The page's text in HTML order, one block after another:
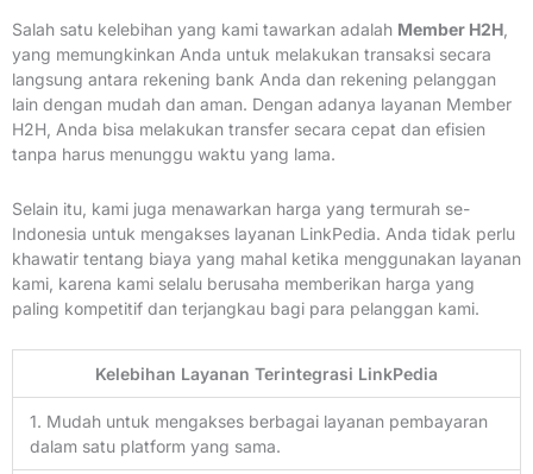
Salah satu kelebihan yang kami tawarkan adalah Member H2H
yang memungkinkan Anda untuk melakukan transaksi secara
langsung antara rekening bank Anda dan rekening pelanggan
lain dengan mudah dan aman. Dengan adanya layanan Member
H2H, Anda bisa melakukan transfer secara cepat dan efisien
tanpa harus menunggu waktu yang lama.
Selain itu, kami juga menawarkan harga yang termurah se-
Indonesia untuk mengakses layanan LinkPedia. Anda tidak perlu
khawatir tentang biaya yang mahal ketika menggunakan layanan
kami, karena kami selalu berusaha memberikan harga yang
paling kompetitif dan terjangkau bagi para pelanggan kami.
Kelebihan Layanan Terintegrasi LinkPedia
1. Mudah untuk mengakses berbagai layanan pembayaran
dalam satu platform yang sama.